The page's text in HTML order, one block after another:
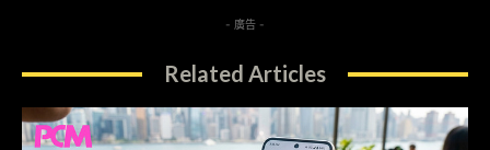
- 廣告 -
Related Articles